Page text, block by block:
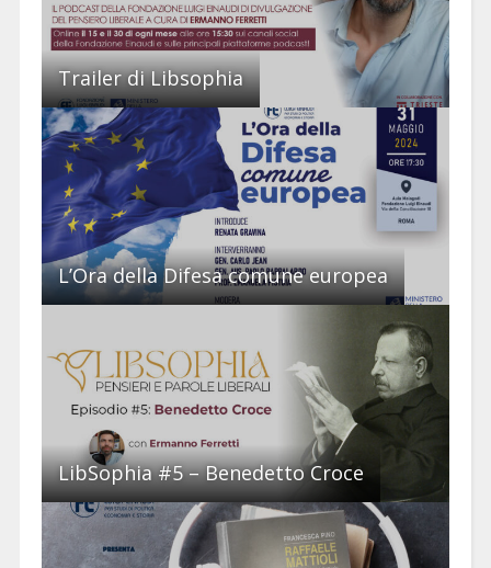
Trailer di Libsophia
L’Ora della Difesa comune europea
LibSophia #5 – Benedetto Croce